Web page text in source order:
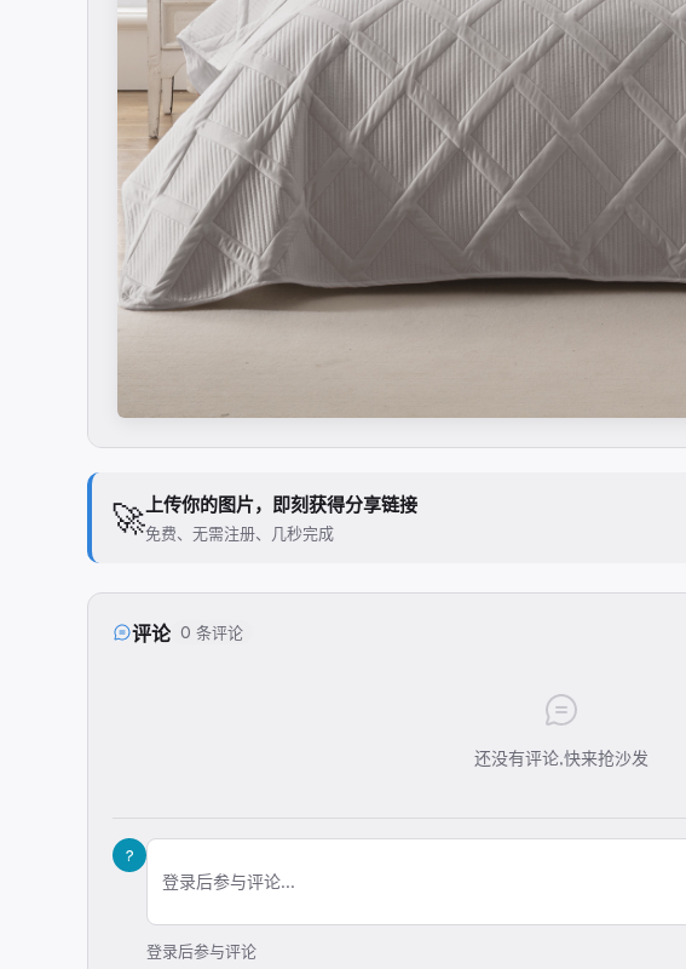
🚀上传你的图片，即刻获得分享链接
免费、无需注册、几秒完成
评论 0 条评论
还没有评论,快来抢沙发
?
登录后参与评论...
登录后参与评论